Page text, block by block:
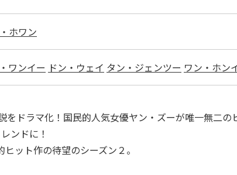
ホワン
ワンイー ドン・ウェイ タン・ジェンツー ワン・ホン
をドラマ化！国民的人気女優ヤン・ズーが唯一無二
ンドに！
ット作の待望のシーズン２。